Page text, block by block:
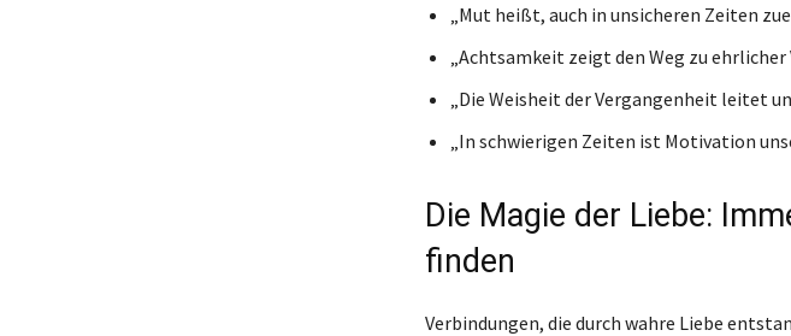
„Mut heißt, auch in unsicheren Zeiten
„Achtsamkeit zeigt den Weg zu ehrlicher
„Die Weisheit der Vergangenheit leitet
„In schwierigen Zeiten ist Motivation
Die Magie der Liebe:
finden
Verbindungen, die durch wahre Liebe